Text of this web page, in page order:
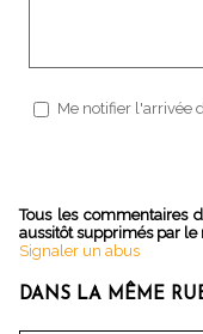
Me notifier l'arrivée
Tous les commentaires
aussitôt supprimés par le
Signaler un abus
DANS LA MÊME